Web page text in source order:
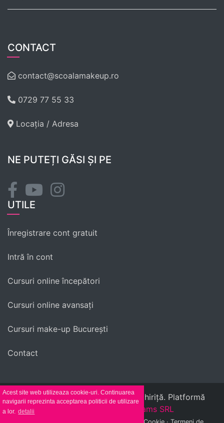
Acest site web utilizeaza cookie-uri. Continuarea
navigarii reprezinta acceptarea politicii de utilizare
a lor. detalii
CONTACT
contact@scoalamakeup.ro
0729 77 55 33
Locația / Adresa
NE PUTEȚI GĂSI ȘI PE
UTILE
Înregistrare cont gratuit
Intră în cont
Cursuri online începători
Cursuri online avansați
Cursuri make-up București
Contact
© Scoala de make-up Ramona Chiriță. Platformă
Lucid Dreams SRL